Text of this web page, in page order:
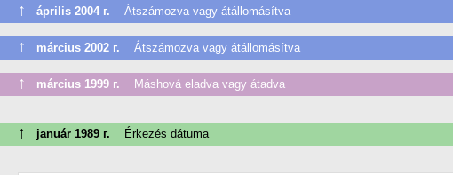
↑ április 2004 г. Átszámozva vagy átállomásítva
↑ március 2002 г. Átszámozva vagy átállomásítva
↑ március 1999 г. Máshová eladva vagy átadva
↑ január 1989 г. Érkezés dátuma